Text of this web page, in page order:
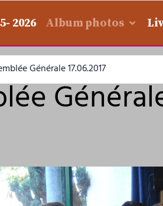
2026 Album photos
Générale 17.06.2017